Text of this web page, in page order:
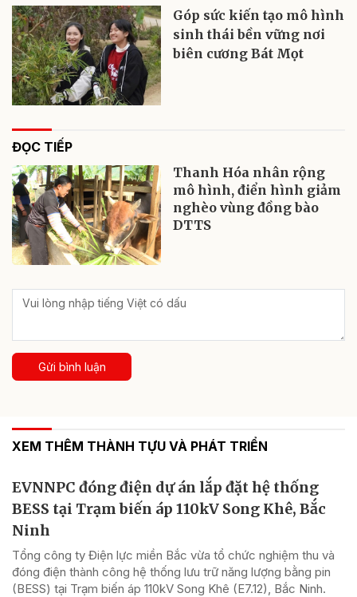
Góp sức kiến tạo mô hình
sinh thái bền vững nơi
biên cương Bát Mọt
ĐỌC TIẾP
Thanh Hóa nhân rộng
mô hình, điển hình giảm
nghèo vùng đồng bào
DTTS
Gửi bình luận
XEM THÊM THÀNH TỰU VÀ PHÁT TRIỂN
EVNNPC đóng điện dự án lắp đặt hệ thống
BESS tại Trạm biến áp 110kV Song Khê, Bắc
Ninh
Tổng công ty Điện lực miền Bắc vừa tổ chức nghiệm thu và
đóng điện thành công hệ thống lưu trữ năng lượng bằng pin
(BESS) tại Trạm biến áp 110kV Song Khê (E7.12), Bắc Ninh.